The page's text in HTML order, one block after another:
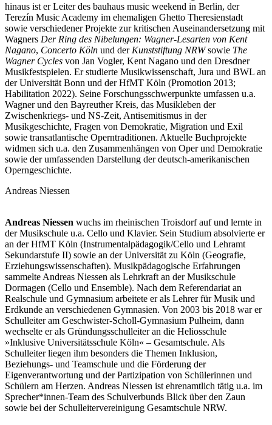
hinaus ist er Leiter des bauhaus music weekend in Berlin, der
Terezín Music Academy im ehemaligen Ghetto Theresienstadt
sowie verschiedener Projekte zur kritischen Auseinandersetzung mit
Wagners Der Ring des Nibelungen: Wagner-Lesarten von Kent
Nagano, Concerto Köln und der Kunststiftung NRWsowie The
Wagner Cycles von Jan Vogler, Kent Nagano und den Dresdner
Musikfestspielen. Er studierte Musikwissenschaft, Jura und BWL an
der Universität Bonn und der HfMT Köln (Promotion 2013;
Habilitation 2022). Seine Forschungsschwerpunkte umfassen u.a.
Wagner und den Bayreuther Kreis, das Musikleben der
Zwischenkriegs- und NS-Zeit, Antisemitismus in der
Musikgeschichte, Fragen von Demokratie, Migration und Exil
sowie transatlantische Operntraditionen. Aktuelle Buchprojekte
widmen sich u.a. den Zusammenhängen von Oper und Demokratie
sowie der umfassenden Darstellung der deutsch-amerikanischen
Operngeschichte.
Andreas Niessen
Andreas Niessen wuchs im rheinischen Troisdorf auf und lernte in
der Musikschule u.a. Cello und Klavier. Sein Studium absolvierte er
an der HfMT Köln (Instrumentalpädagogik/Cello und Lehramt
Sekundarstufe II) sowie an der Universität zu Köln (Geografie,
Erziehungswissenschaften). Musikpädagogische Erfahrungen
sammelte Andreas Niessen als Lehrkraft an der Musikschule
Dormagen (Cello und Ensemble). Nach dem Referendariat an
Realschule und Gymnasium arbeitete er als Lehrer für Musik und
Erdkunde an verschiedenen Gymnasien. Von 2003 bis 2018 war er
Schulleiter am Geschwister-Scholl-Gymnasium Pulheim, dann
wechselte er als Gründungsschulleiter an die Heliosschule
»Inklusive Universitätsschule Köln« – Gesamtschule. Als
Schulleiter liegen ihm besonders die Themen Inklusion,
Beziehungs- und Teamschule und die Förderung der
Eigenverantwortung und der Partizipation von Schülerinnen und
Schülern am Herzen. Andreas Niessen ist ehrenamtlich tätig u.a. im
Sprecher*innen-Team des Schulverbunds Blick über den Zaun
sowie bei der Schulleitervereinigung Gesamtschule NRW.